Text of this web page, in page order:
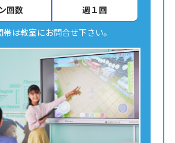
回数
週１回
は教室にお問合せ下さい。